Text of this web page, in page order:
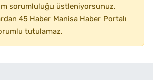
sorumluluğu üstleniyorsunuz.
45 Haber Manisa Haber Portalı
tutulamaz.